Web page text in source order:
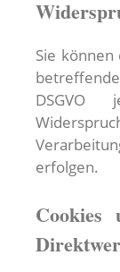
Sie
DSGVO
erfolgen.
Cookies